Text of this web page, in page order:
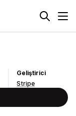
Geliştirici
Stripe